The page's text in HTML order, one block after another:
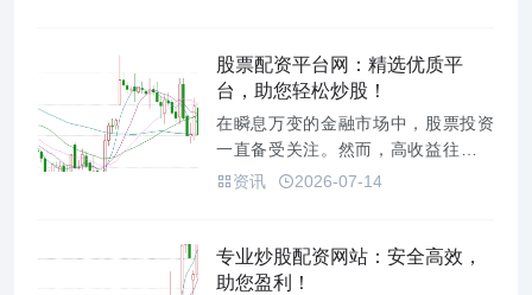
配资吧”为主题，为新手提供入门指
南，并着重强调风险防范，帮助大家
理性看待并谨慎使用股票配资。*...
股票配资平台网：精选优质平
台，助您轻松炒股！
在瞬息万变的金融市场中，股票投资
一直备受关注。然而，高收益往往伴
随着高风险，资金不足成为了许多投
资金、放大收益的可能性。然而，面
对市场上琳琅满目的配资平台，如何
资讯 2026-07-14
专业炒股配资网站：安全高效，
助您盈利！